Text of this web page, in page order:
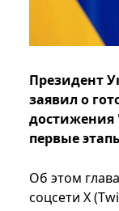
Президент
заявил о
первые
Об этом
соцсети Х